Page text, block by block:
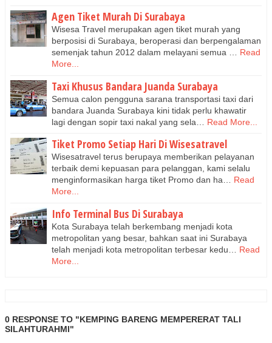
Agen Tiket Murah Di Surabaya
Wisesa Travel merupakan agen tiket murah yang
berposisi di Surabaya, beroperasi dan berpengalaman
semenjak tahun 2012 dalam melayani semua …
Read
More...
Taxi Khusus Bandara Juanda Surabaya
Semua calon pengguna sarana transportasi taxi dari
bandara Juanda Surabaya kini tidak perlu khawatir
lagi dengan sopir taxi nakal yang sela…
Read More...
Tiket Promo Setiap Hari Di Wisesatravel
Wisesatravel terus berupaya memberikan pelayanan
terbaik demi kepuasan para pelanggan, kami selalu
menginformasikan harga tiket Promo dan ha…
Read
More...
Info Terminal Bus Di Surabaya
Kota Surabaya telah berkembang menjadi kota
metropolitan yang besar, bahkan saat ini Surabaya
telah menjadi kota metropolitan terbesar kedu…
Read
More...
0 RESPONSE TO "KEMPING BARENG MEMPERERAT TALI
SILAHTURAHMI"